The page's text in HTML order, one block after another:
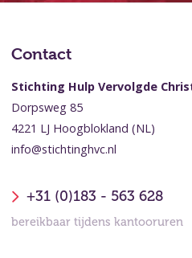
Contact
Stichting Hulp Vervolgde
Dorpsweg 85
4221 LJ Hoogblokland (NL)
info@stichtinghvc.nl
+31 (0)183 - 563 628
bereikbaar tijdens kantooruren